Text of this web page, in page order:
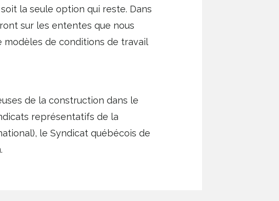
la seule option qui reste. Dans
sur les ententes que nous
modèles de conditions de travail
de la construction dans le
représentatifs de la
le Syndicat québécois de